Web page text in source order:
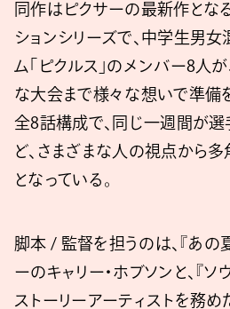
同作はピクサーの最新作とな
ションシリーズで、中学生男
ム「ピクルス」のメンバー8人
な大会まで様々な想いで準備
全8話構成で、同じ一週間が
ど、さまざまな人の視点から
となっている。
脚本 / 監督を担うのは、『あの
ーのキャリー・ホブソンと、『ソ
ストーリーアーティストを務め